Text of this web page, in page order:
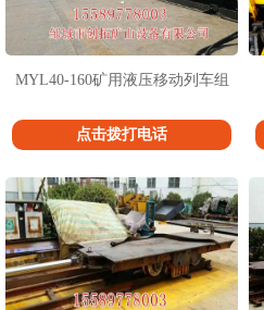
MYL40-160矿用液压移动列车组
点击拨打电话